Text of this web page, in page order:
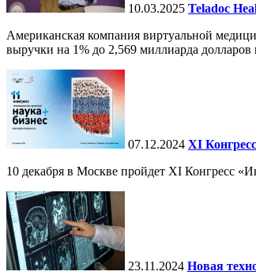
10.03.2025 Teladoc
Американская компания виртуальной
выручки на 1% до 2,569 миллиарда
07.12.2024 ХI
10 декабря в Москве пройдет XI Конгресс
23.11.2024 Новая